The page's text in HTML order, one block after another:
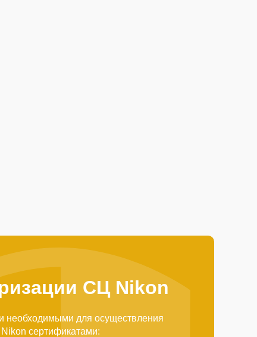
СЦ Nikon
необходимыми для осуществления
сертификатами: